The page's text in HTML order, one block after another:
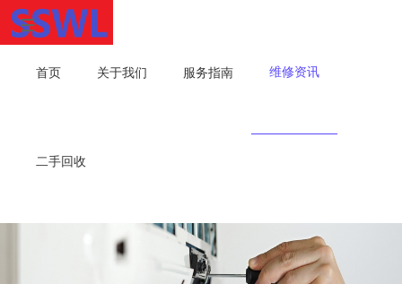
首页 关于我们 服务指南 维修资讯
二手回收